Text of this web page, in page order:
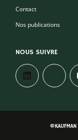
Contact
Nos publications
NOUS SUIVRE